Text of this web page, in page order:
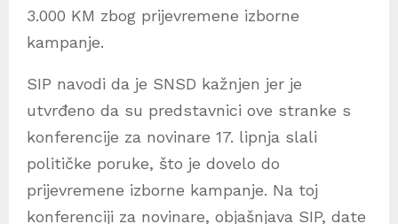
3.000 KM zbog prijevremene izborne
kampanje.
SIP navodi da je SNSD kažnjen jer je
utvrđeno da su predstavnici ove stranke s
konferencije za novinare 17. lipnja slali
političke poruke, što je dovelo do
prijevremene izborne kampanje. Na toj
konferenciji za novinare, objašnjava SIP, date